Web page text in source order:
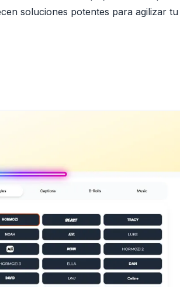
soluciones potentes para agilizar